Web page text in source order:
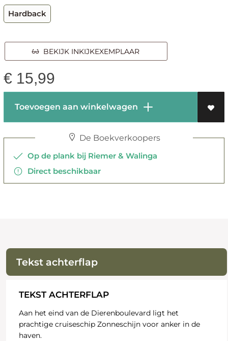
Hardback
BEKIJK INKIJKEXEMPLAAR
€ 15,99
Toevoegen aan winkelwagen
De Boekverkoopers
Op de plank bij Riemer & Walinga
Direct beschikbaar
Tekst achterflap
TEKST ACHTERFLAP
Aan het eind van de Dierenboulevard ligt het
prachtige cruiseschip Zonneschijn voor anker in de
haven.